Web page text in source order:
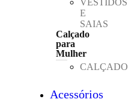
VESTIDOS
E
SAIAS
Calçado
para
Mulher
CALÇADO
Acessórios